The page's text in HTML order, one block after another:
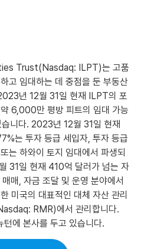
Trust(Nasdaq: ILPT)는 고품
고 임대하는 데 중점을 둔 부동산
년 12월 31일 현재 ILPT의 포
6,000만 평방 피트의 임대 가능
니다. 2023년 12월 31일 현재
는 투자 등급 세입자, 투자 등급
는 하와이 토지 임대에서 파생되
31일 현재 410억 달러가 넘는 자
매, 자금 조달 및 운영 분야에서
미국의 대표적인 대체 자산 관리
RMR)에서 관리합니다.
에 본사를 두고 있습니다.